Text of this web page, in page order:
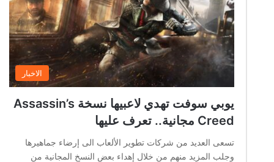
الاخبار
يوبي سوفت تهدي لاعبيها نسخة Assassin’s
Creed مجانية.. تعرف عليها
تسعى العديد من شركات تطوير الألعاب الى إرضاء جماهيرها
وجلب المزيد منهم من خلال إهداء بعض النسخ المجانية من